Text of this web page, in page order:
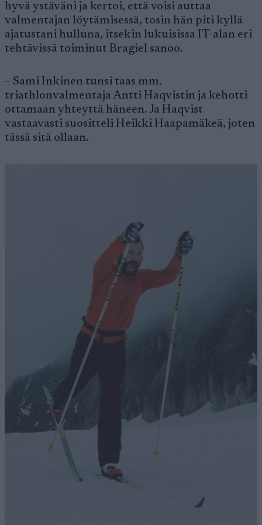
hyvä ystäväni ja kertoi, että voisi auttaa
valmentajan löytämisessä, tosin hän piti kyllä
ajatustani hulluna, itsekin lukuisissa IT-alan eri
tehtävissä toiminut Bragiel sanoo.
– Sami Inkinen tunsi taas mm.
triathlonvalmentaja Antti Haqvistin ja kehotti
ottamaan yhteyttä häneen. Ja Haqvist
vastaavasti suositteli Heikki Haapamäkeä, joten
tässä sitä ollaan.